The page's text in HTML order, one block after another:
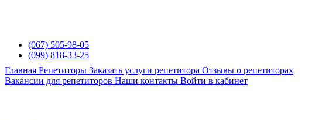
(067) 505-98-05
(099) 818-33-25
Главная Репетиторы Заказать услуги репетитора Отзывы о репетиторах
Вакансии для репетиторов Наши контакты Войти в кабинет